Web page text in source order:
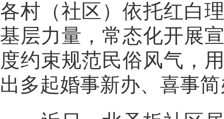
各村（社区）依托红白
基层力量，常态化开展
度约束规范民俗风气，
出多起婚事新办、喜事